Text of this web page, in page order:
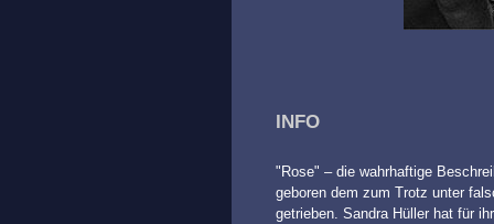
INFO
"Rose" – die wahrhaftige
geboren dem zum Trotz unter
getrieben. Sandra Hüller hat für